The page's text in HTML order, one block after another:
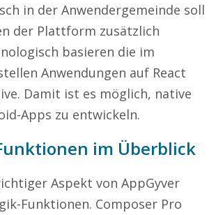
in der Anwendergemeinde soll
der Plattform zusätzlich
basieren die im
Anwendungen auf React
Damit ist es möglich, native
Apps zu entwickeln.
im Überblick
Aspekt von AppGyver
Funktionen. Composer Pro